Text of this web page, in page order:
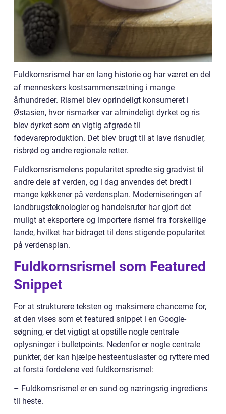
Fuldkornsrismel har en lang historie og har været en del
af menneskers kostsammensætning i mange
århundreder. Rismel blev oprindeligt konsumeret i
Østasien, hvor rismarker var almindeligt dyrket og ris
blev dyrket som en vigtig afgrøde til
fødevareproduktion. Det blev brugt til at lave risnudler,
risbrød og andre regionale retter.
Fuldkornsrismelens popularitet spredte sig gradvist til
andre dele af verden, og i dag anvendes det bredt i
mange køkkener på verdensplan. Moderniseringen af
landbrugsteknologier og handelsruter har gjort det
muligt at eksportere og importere rismel fra forskellige
lande, hvilket har bidraget til dens stigende popularitet
på verdensplan.
Fuldkornsrismel som Featured
Snippet
For at strukturere teksten og maksimere chancerne for,
at den vises som et featured snippet i en Google-
søgning, er det vigtigt at opstille nogle centrale
oplysninger i bulletpoints. Nedenfor er nogle centrale
punkter, der kan hjælpe hesteentusiaster og ryttere med
at forstå fordelene ved fuldkornsrismel:
– Fuldkornsrismel er en sund og næringsrig ingrediens
til heste.